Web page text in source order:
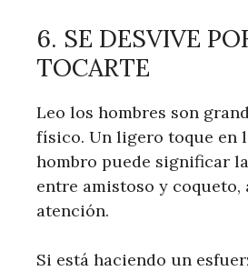
6. SE DESVIVE
TOCARTE
Leo los hombres son
físico. Un ligero toque en
hombro puede significar
entre amistoso y coqueto,
atención.
Si está haciendo un